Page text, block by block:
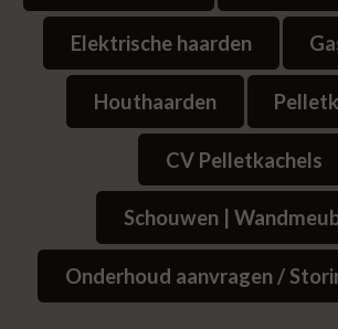
Elektrische haarden
Houthaarden
CV Pelletkachels
Schouwen |
Onderhoud aanvragen /